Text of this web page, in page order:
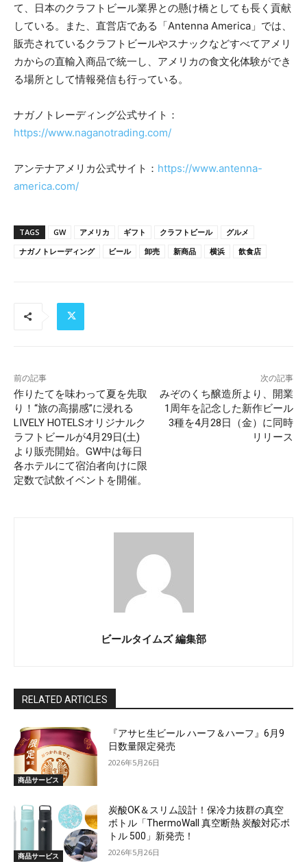
て、⽇本のクラフトビール業界との懸け橋としても⻑く貢献
している。また、直営店である「Antenna America」では、
販売されているクラフトビールやスナックなどすべてアメリ
カからの直輸⼊商品で統⼀し、アメリカの⾷⽂化体験ができ
る場所として情報発信も⾏っている。
ナガノトレーディング公式サイト：
https://www.naganotrading.com/
アンテナアメリカ公式サイト： https://www.antenna-
america.com/
TAGS GW アメリカ ギフト クラフトビール
グルメ
ナガノトレーディング
ビール 卸売 新商品 横浜 飲食店
前の記事
作りたてを味わって夏を先取
り！“旅の高揚感”に浸れる
LIVELY HOTELSオリジナルク
ラフトビールが4月29日(土)
より販売開始。GW中は毎日
各ホテルにて宿泊者向けに限
定数で試飲イベントを開催。
次の記事
みぞのくち醸造所より、開業
1周年を記念した新作ビール
3種を4月28日（金）に同時
リリース
ビールタイムズ 編集部
RELATED ARTICLES
商品サービス
『アサヒ生ビール ハーフ＆ハーフ』6月9
日数量限定発売
2026年5月26日
商品サービス
炭酸OK＆スリム設計！保冷力抜群の真空
ボトル「ThermoWall 真空断熱 炭酸対応ボ
トル 500」新発売！
2026年5月26日